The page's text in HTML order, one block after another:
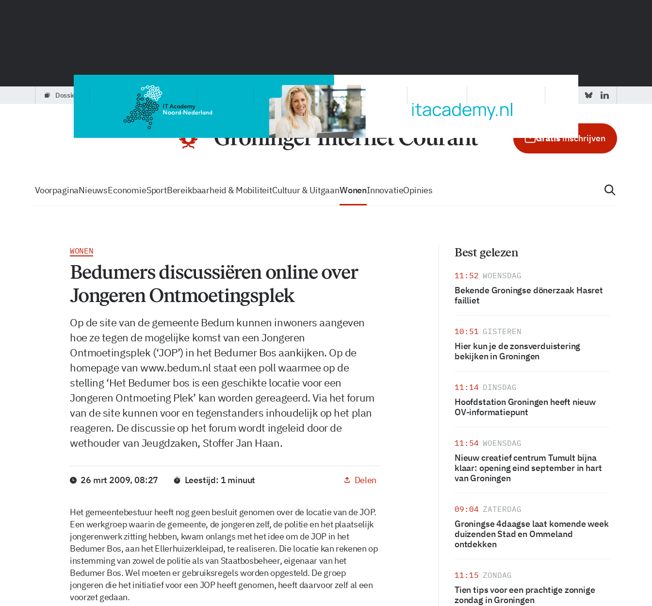
dossiers zo volg je de GIC
Gratisinschrijven
VoorpaginaNieuwsEconomieSportBereikbaarheid & MobiliteitCultuur & UitgaanWonenInnovatieOpinies
WONEN
Bedumers discussiëren online over
Jongeren Ontmoetingsplek
Op de site van de gemeente Bedum kunnen inwoners aangeven
hoe ze tegen de mogelijke komst van een Jongeren
Ontmoetingsplek (‘JOP’) in het Bedumer Bos aankijken. Op de
homepage van www.bedum.nl staat een poll waarmee op de
stelling ‘Het Bedumer bos is een geschikte locatie voor een
Jongeren Ontmoeting Plek’ kan worden gereageerd. Via het forum
van de site kunnen voor en tegenstanders inhoudelijk op het plan
reageren. De discussie op het forum wordt ingeleid door de
wethouder van Jeugdzaken, Stoffer Jan Haan.
26 mrt 2009, 08:27 Leestijd: 1 minuut Delen
Het gemeentebestuur heeft nog geen besluit genomen over de locatie van de JOP.
Een werkgroep waarin de gemeente, de jongeren zelf, de politie en het plaatselijk
jongerenwerk zitting hebben, kwam onlangs met het idee om de JOP in het
Bedumer Bos, aan het Ellerhuizerkleipad, te realiseren. Die locatie kan rekenen op
instemming van zowel de politie als van Staatbosbeheer, eigenaar van het
Bedumer Bos. Wel moeten er gebruiksregels worden opgesteld. De groep
jongeren die het initiatief voor een JOP heeft genomen, heeft daarvoor zelf al een
voorzet gedaan.
Best gelezen
11:52 WOENSDAG
Bekende Groningse dönerzaak Hasret
failliet
10:51 GISTEREN
Hier kun je de zonsverduistering
bekijken in Groningen
11:14 DINSDAG
Hoofdstation Groningen heeft nieuw
OV-informatiepunt
11:54 WOENSDAG
Nieuw creatief centrum Tumult bijna
klaar: opening eind september in hart
van Groningen
09:04 ZATERDAG
Groningse 4daagse laat komende week
duizenden Stad en Ommeland
ontdekken
11:15 ZONDAG
Tien tips voor een prachtige zonnige
zondag in Groningen